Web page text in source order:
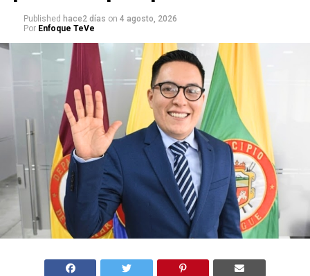
Published hace2 días on 4 agosto, 2026
Por Enfoque TeVe